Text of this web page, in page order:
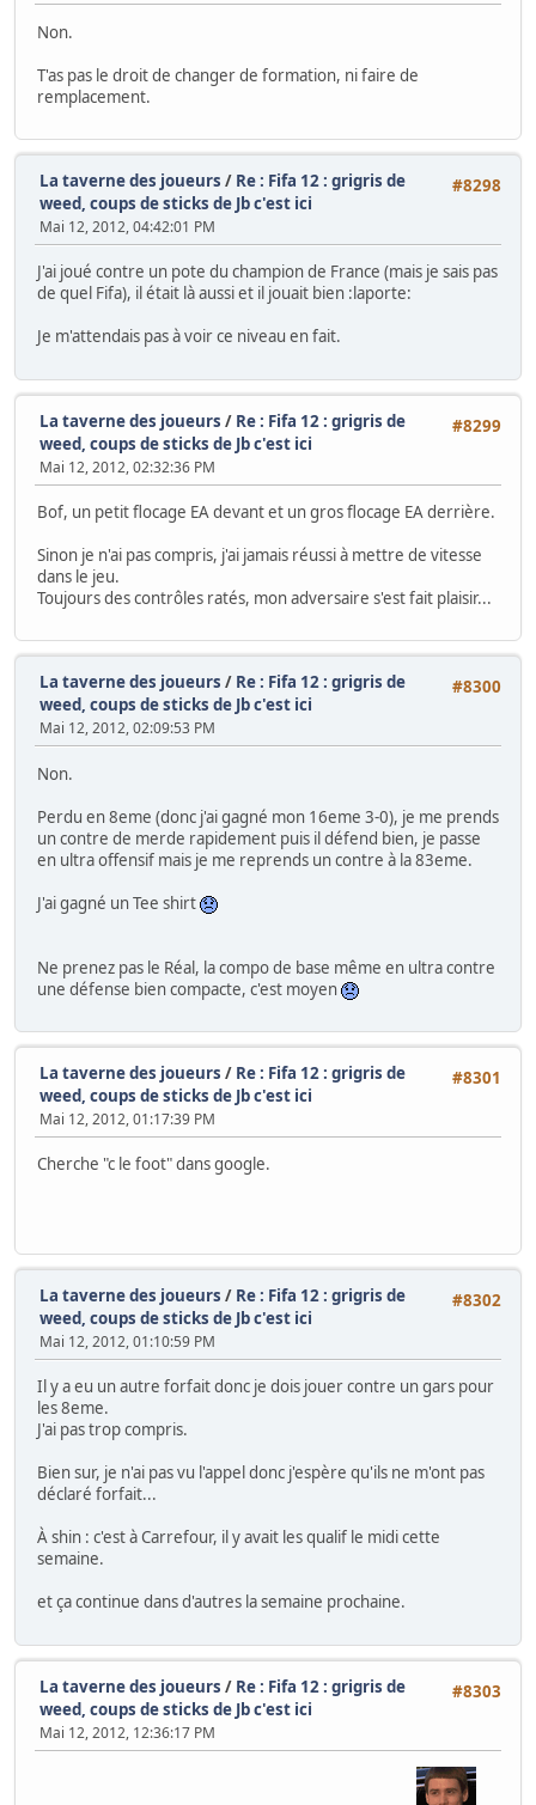
Non.
T'as pas le droit de changer de formation, ni faire de
remplacement.
#8298
La taverne des joueurs / Re : Fifa 12 : grigris de
weed, coups de sticks de Jb c'est ici
Mai 12, 2012, 04:42:01 PM
J'ai joué contre un pote du champion de France (mais je sais pas
de quel Fifa), il était là aussi et il jouait bien :laporte:
Je m'attendais pas à voir ce niveau en fait.
#8299
La taverne des joueurs / Re : Fifa 12 : grigris de
weed, coups de sticks de Jb c'est ici
Mai 12, 2012, 02:32:36 PM
Bof, un petit flocage EA devant et un gros flocage EA derrière.
Sinon je n'ai pas compris, j'ai jamais réussi à mettre de vitesse
dans le jeu.
Toujours des contrôles ratés, mon adversaire s'est fait plaisir...
#8300
La taverne des joueurs / Re : Fifa 12 : grigris de
weed, coups de sticks de Jb c'est ici
Mai 12, 2012, 02:09:53 PM
Non.
Perdu en 8eme (donc j'ai gagné mon 16eme 3-0), je me prends
un contre de merde rapidement puis il défend bien, je passe
en ultra offensif mais je me reprends un contre à la 83eme.
J'ai gagné un Tee shirt
Ne prenez pas le Réal, la compo de base même en ultra contre
une défense bien compacte, c'est moyen
#8301
La taverne des joueurs / Re : Fifa 12 : grigris de
weed, coups de sticks de Jb c'est ici
Mai 12, 2012, 01:17:39 PM
Cherche "c le foot" dans google.
#8302
La taverne des joueurs / Re : Fifa 12 : grigris de
weed, coups de sticks de Jb c'est ici
Mai 12, 2012, 01:10:59 PM
Il y a eu un autre forfait donc je dois jouer contre un gars pour
les 8eme.
J'ai pas trop compris.
Bien sur, je n'ai pas vu l'appel donc j'espère qu'ils ne m'ont pas
déclaré forfait...
À shin : c'est à Carrefour, il y avait les qualif le midi cette
semaine.
et ça continue dans d'autres la semaine prochaine.
#8303
La taverne des joueurs / Re : Fifa 12 : grigris de
weed, coups de sticks de Jb c'est ici
Mai 12, 2012, 12:36:17 PM